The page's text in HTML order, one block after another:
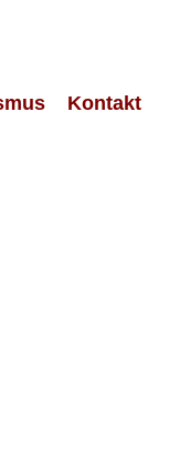
Kontakt